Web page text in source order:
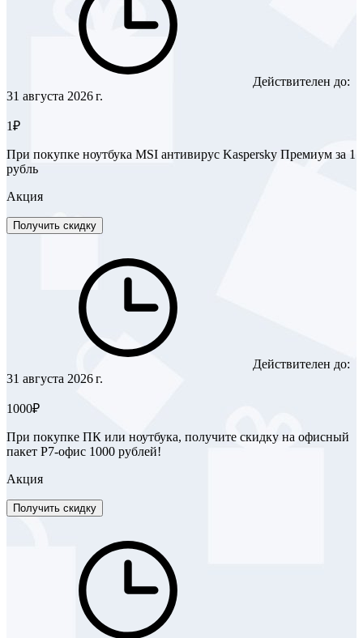
Действителен до:
31 августа 2026 г.
1₽
При покупке ноутбука MSI антивирус Kaspersky Премиум за 1
рубль
Акция
Получить скидку
Действителен до:
31 августа 2026 г.
1000₽
При покупке ПК или ноутбука, получите скидку на офисный
пакет Р7-офис 1000 рублей!
Акция
Получить скидку